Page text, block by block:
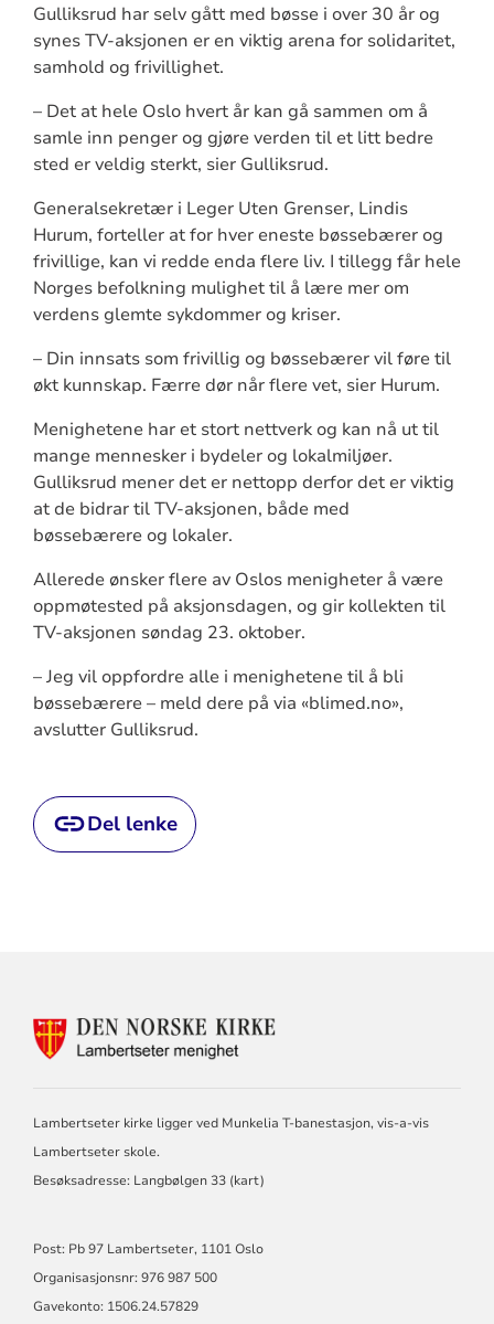
Gulliksrud har selv gått med bøsse i over 30 år og
synes TV-aksjonen er en viktig arena for solidaritet,
samhold og frivillighet.
– Det at hele Oslo hvert år kan gå sammen om å
samle inn penger og gjøre verden til et litt bedre
sted er veldig sterkt, sier Gulliksrud.
Generalsekretær i Leger Uten Grenser, Lindis
Hurum, forteller at for hver eneste bøssebærer og
frivillige, kan vi redde enda flere liv. I tillegg får hele
Norges befolkning mulighet til å lære mer om
verdens glemte sykdommer og kriser.
– Din innsats som frivillig og bøssebærer vil føre til
økt kunnskap. Færre dør når flere vet, sier Hurum.
Menighetene har et stort nettverk og kan nå ut til
mange mennesker i bydeler og lokalmiljøer.
Gulliksrud mener det er nettopp derfor det er viktig
at de bidrar til TV-aksjonen, både med
bøssebærere og lokaler.
Allerede ønsker flere av Oslos menigheter å være
oppmøtested på aksjonsdagen, og gir kollekten til
TV-aksjonen søndag 23. oktober.
– Jeg vil oppfordre alle i menighetene til å bli
bøssebærere – meld dere på via «blimed.no»,
avslutter Gulliksrud.
Del lenke
KONTAKTINFORMASJON
Lambertseter kirke ligger ved Munkelia T-banestasjon, vis-a-vis
Lambertseter skole.
Besøksadresse: Langbølgen 33 (kart)
Post: Pb 97 Lambertseter, 1101 Oslo
Organisasjonsnr: 976 987 500
Gavekonto: 1506.24.57829